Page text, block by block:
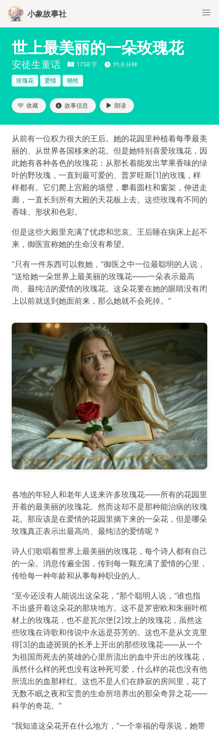
小象故事社
世上最美丽的一朵玫瑰花
安徒生童话 1758 字 约 6 分钟
玫瑰花 爱情 牺牲
收藏 故事信息 朗读
从前有一位权力很大的王后。她的花园里种植着每季最美
丽的、从世界各国移来的花。但是她特别喜爱玫瑰花，因
此她有各种各色的玫瑰花：从那长着能发出苹果香味的绿
叶的野玫瑰，一直到最可爱的、普罗旺斯[1]的玫瑰，样
样都有。它们爬上宫殿的墙壁，攀着圆柱和窗架，伸进走
廊，一直长到所有大殿的天花板上去。这些玫瑰有不同的
香味、形状和色彩。
但是这些大殿里充满了忧虑和悲哀。王后睡在病床上起不
来，御医宣称她的生命没有希望。
“只有一件东西可以救她，”御医之中一位最聪明的人说，
“送给她一朵世界上最美丽的玫瑰花——一朵表示最高
尚、最纯洁的爱情的玫瑰花。这朵花要在她的眼睛没有闭
上以前就送到她面前来，那么她就不会死掉。”
各地的年轻人和老年人送来许多玫瑰花——所有的花园里
开着的最美丽的玫瑰花。然而这却不是那种能治病的玫瑰
花。那应该是在爱情的花园里摘下来的一朵花，但是哪朵
玫瑰真正表示出最高尚、最纯洁的爱情呢？
诗人们歌唱着世界上最美丽的玫瑰花，每个诗人都有自己
的一朵。消息传遍全国，传到每一颗充满了爱情的心里，
传给每一种年龄和从事每种职业的人。
“至今还没有人能说出这朵花，”那个聪明人说，“谁也指
不出盛开着这朵花的那块地方。这不是罗密欧和朱丽叶棺
材上的玫瑰花，也不是瓦尔堡[2]坟上的玫瑰花，虽然这
些玫瑰在诗歌和传说中永远是芬芳的。这也不是从文克里
得[3]的血迹斑斑的长矛上开出的那些玫瑰花——从一个
为祖国而死去的英雄的心里所流出的血中开出的玫瑰花，
虽然什么样的死也没有这种死可爱，什么样的花也没有他
所流出的血那样红。这也不是人们在静寂的房间里，花了
无数不眠之夜和宝贵的生命所培养出的那朵奇异之花——
科学的奇花。”
“我知道这朵花开在什么地方，”一个幸福的母亲说，她带